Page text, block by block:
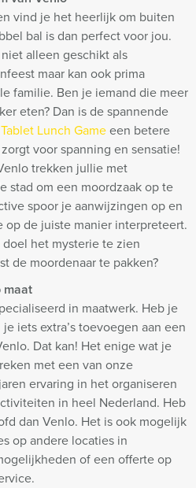
vind je het heerlijk om buiten
bal is dan perfect voor jou.
alleen geschikt als
maar kan ook prima
familie. Ben je iemand die meer
eten? Dan is de spannende
Lunch Gameeen betere
voor spanning en sensatie!
trekken jullie met
stad om een moordzaak op te
spoor je aanwijzingen op en
op de juiste manier interpreteert.
het mysterie te zien
de moordenaar te pakken?
maat
in maatwerk. Heb je
iets extra’s toevoegen aan een
Dat kan! Het enige wat je
met een van onze
ervaring in het organiseren
in heel Nederland. Heb
dan Venlo. Het is ook mogelijk
op andere locaties in
of een offerte op